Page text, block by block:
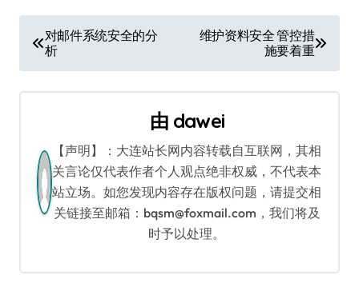
文
章
导
对邮件系统安全的分
析
维护资料安全 管控措
施要着重
由 dawei
【声明】：大连站长网内容转载自互联网，其相
关言论仅代表作者个人观点绝非权威，不代表本
站立场。如您发现内容存在版权问题，请提交相
关链接至邮箱：bqsm@foxmail.com，我们将及
时予以处理。